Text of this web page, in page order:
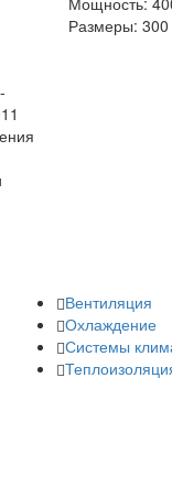
Размеры:
Вентиляция
Охлаждение
Системы